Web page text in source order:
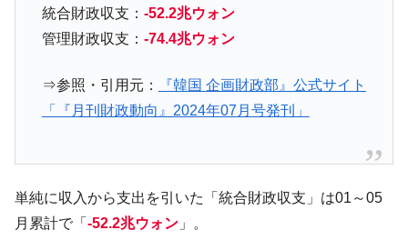
発。
『Money1』
韓国政府「ニセＫ-ブランドを通報しようキ
『Money1』
韓国「橋が落ちました」⇒ 耐久性「なさす
ぎ」では。
営業利益80.2％も減少
『Money1』
米国下院「韓国の公務員個人をターゲット
にぶん殴る法案」提出！⇒ クーパン問題は合衆国企業に対
する差別。許してはおかぬ
統合財政収支： -52.2兆ウォン
管理財政収支： -74.4兆ウォン
⇒参照・引用元：
『韓国 企画財政部』公式サイト
「『月刊財政動向』2024年07月号発刊」
単純に収入から支出を引いた「統合財政収支」は01～05
月累計で「 -52.2兆ウォン 」。